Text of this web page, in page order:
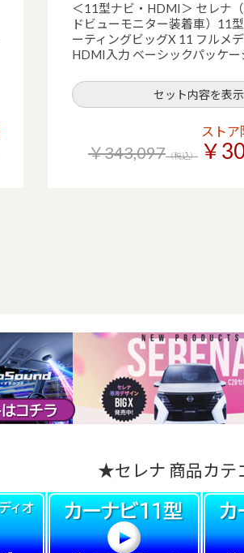
＜11型ナビ・HDMI＞ セレナ
ドビューモニター装着車）11
ーティングビッグX 11 フルメ
HDMI入力 ベーシックパッケー
セット内容を表示
スト
￥343,097（税込） ￥
★セレナ 商品カ